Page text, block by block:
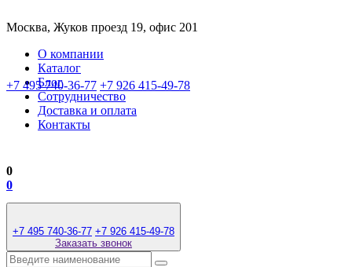
Москва, Жуков проезд 19, офис 201
О компании
Каталог
Блог
Сотрудничество
Доставка и оплата
Контакты
+7 495 740-36-77 +7 926 415-49-78
0
0
+7 495 740-36-77 +7 926 415-49-78
Заказать звонок